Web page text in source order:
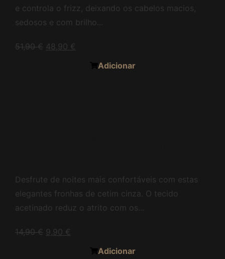
e controla o frizz, deixando os cabelos macios,
sedosos e com brilho...
51,90€ 48,90 €
Adicionar
Desfrute de noites mais confortáveis com estas
elegantes fronhas de cetim cinza. O tecido
acetinado reduz o atrito com os...
14,90€ 9,90 €
Adicionar